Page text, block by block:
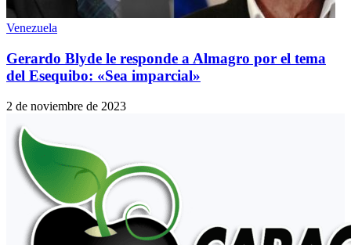
Venezuela
Gerardo Blyde le responde a Almagro por el tema
del Esequibo: «Sea imparcial»
2 de noviembre de 2023